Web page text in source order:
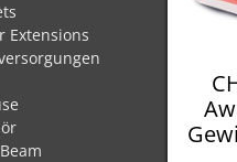
Extensions